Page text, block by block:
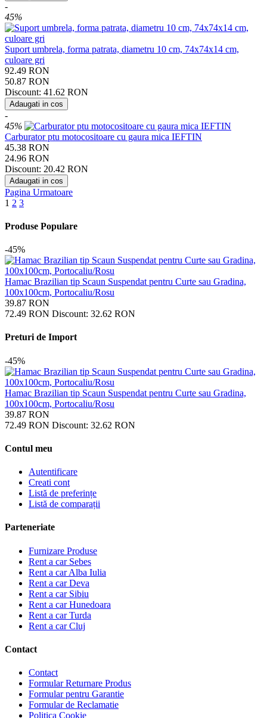
-
45%
Suport umbrela, forma patrata, diametru 10 cm, 74x74x14 cm,
culoare gri
92.49 RON
50.87 RON
Discount: 41.62 RON
Adaugati in cos
-
45%
Carburator ptu motocositoare cu gaura mica IEFTIN
45.38 RON
24.96 RON
Discount: 20.42 RON
Adaugati in cos
Pagina Urmatoare
1 2 3
Produse Populare
-45%
Hamac Brazilian tip Scaun Suspendat pentru Curte sau Gradina,
100x100cm, Portocaliu/Rosu
39.87 RON
72.49 RON Discount: 32.62 RON
Preturi de Import
-45%
Hamac Brazilian tip Scaun Suspendat pentru Curte sau Gradina,
100x100cm, Portocaliu/Rosu
39.87 RON
72.49 RON Discount: 32.62 RON
Contul meu
Autentificare
Creati cont
Listă de preferințe
Listă de comparații
Parteneriate
Furnizare Produse
Rent a car Sebes
Rent a car Alba Iulia
Rent a car Deva
Rent a car Sibiu
Rent a car Hunedoara
Rent a car Turda
Rent a car Cluj
Contact
Contact
Formular Returnare Produs
Formular pentru Garantie
Formular de Reclamatie
Politica Cookie